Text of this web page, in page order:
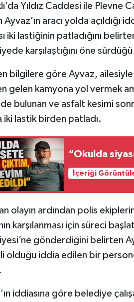
Yıldız Caddesi ile
Ayvaz’ın aracı yolda
iki lastiğinin patladığını
karşılaştığını öne
bilgilere göre Ayvaz,
gelen kamyona yol vermek
bulunan ve asfalt kesimi
iki lastik birden patladı.
“Okulda
İçeriği
olayın ardından polis
karşılanması için süreci
gönderdiğini belirten
olduğu iddia edilen bir
iddiasına göre belediye